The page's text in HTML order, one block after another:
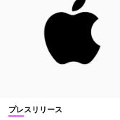
プレスリリース